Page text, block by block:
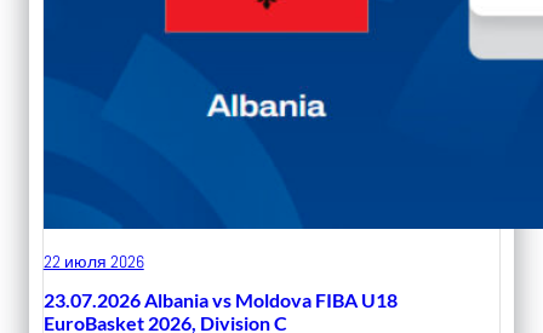
22 июля 2026
23.07.2026 Albania vs Moldova FIBA U18
EuroBasket 2026, Division C